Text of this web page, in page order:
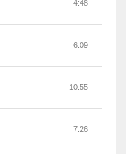
4:48
6:09
10:55
7:26